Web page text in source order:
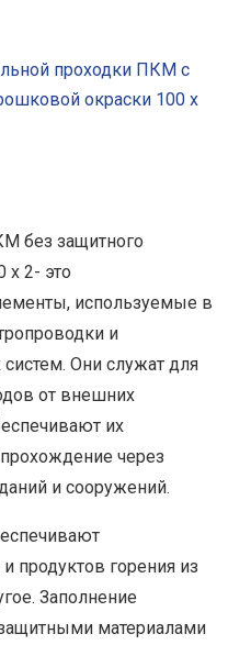
проходки ПКМ с
окраски 100 x
без защитного
x 2- это
используемые в
и
Они служат для
от внешних
их
через
и сооружений.
продуктов горения из
Заполнение
материалами